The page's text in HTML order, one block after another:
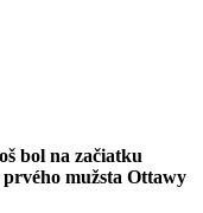
bol na začiatku
mužsta Ottawy